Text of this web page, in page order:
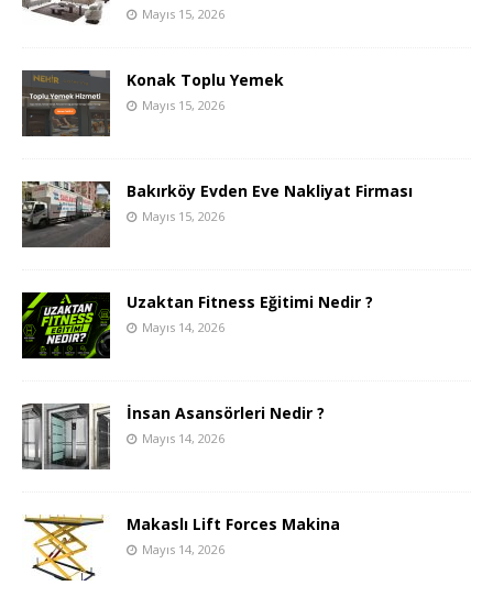
Mayıs 15, 2026
Konak Toplu Yemek
Mayıs 15, 2026
Bakırköy Evden Eve Nakliyat Firması
Mayıs 15, 2026
Uzaktan Fitness Eğitimi Nedir ?
Mayıs 14, 2026
İnsan Asansörleri Nedir ?
Mayıs 14, 2026
Makaslı Lift Forces Makina
Mayıs 14, 2026